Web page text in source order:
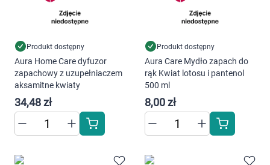
Korzystamy z plików cookies w celu
preferencji. Więcej informacji znajdziesz w
naszejpolityce prywatności. Możesz określić
warunki przechowywania lub dostępu do
cookies poprzez kliknięcie przycisku
"Ustawienia" lub możesz zaakceptować
ustawienia wszystkich cookies klikając
AKCEPTUJĘ WSZYSTKIE
Produkt dostępny
Aura Home Care dyfuzor
zapachowy z uzupełniaczem
aksamitne kwiaty
34,48 zł
Produkt dostępny
Aura Care Mydło zapach do
rąk Kwiat lotosu i pantenol
500 ml
8,00 zł